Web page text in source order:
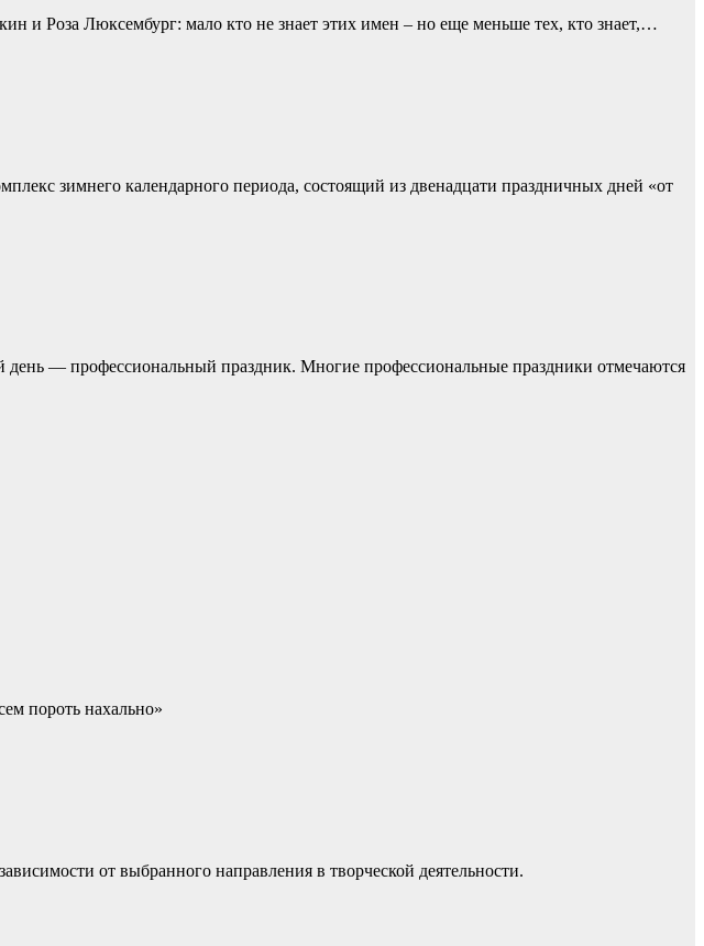
и Роза Люксембург: мало кто не знает этих имен – но еще меньше тех, кто знает,…
зимнего календарного периода, состоящий из двенадцати праздничных дней «от
— профессиональный праздник. Многие профессиональные праздники отмечаются
пороть нахально»
от выбранного направления в творческой деятельности.